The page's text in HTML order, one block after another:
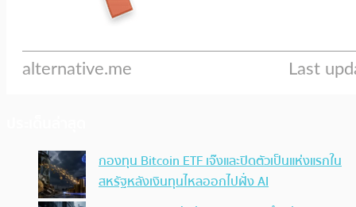
กองทุน Bitcoin ETF เจ๊งและปิดตัวเป็นแห่งแรกใน
สหรัฐหลังเงินทุนไหลออกไปฝั่ง AI